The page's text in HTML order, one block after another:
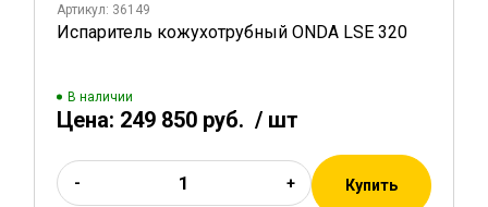
Артикул: 36149
Испаритель кожухотрубный ONDA LSE 320
В наличии
Цена: 249 850 руб. / шт
- + Купить